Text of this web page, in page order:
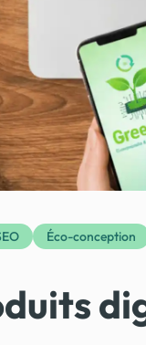
Éco-conception